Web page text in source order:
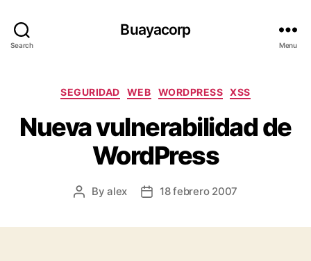
Search
Buayacorp
Menu
Categories
SEGURIDAD WEB WORDPRESS XSS
Nueva vulnerabilidad de
WordPress
PostByalex
Post18 febrero 2007